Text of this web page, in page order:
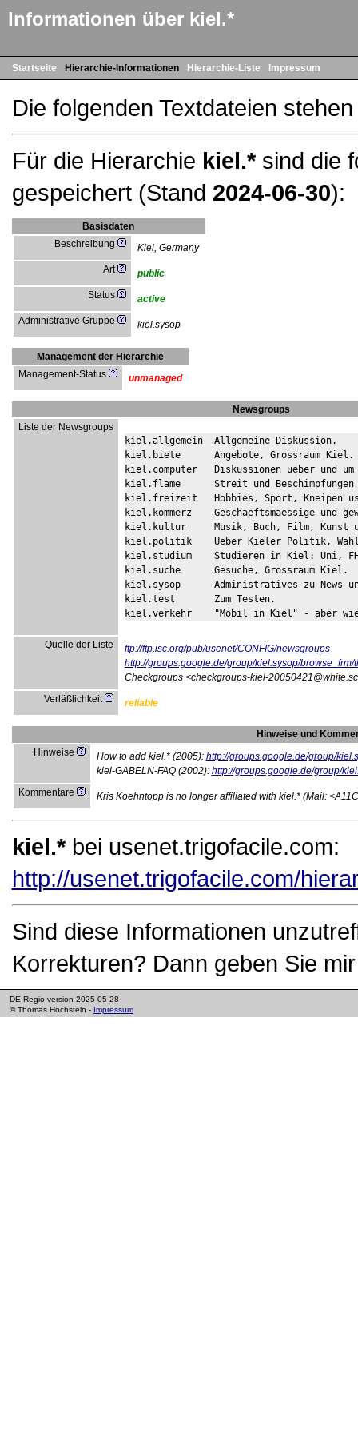
Informationen über kiel.*
Startseite Hierarchie-Informationen Hierarchie-Liste Impressum
Die folgenden Textdateien
Für die Hierarchie kiel.*sind die
gespeichert (Stand 2024-06-30):
Basisdaten
Beschreibung
Kiel, Germany
Art
public
Status
active
Administrative Gruppe
kiel.sysop
Management der Hierarchie
Management-Status
unmanaged
Newsgroups
Liste der Newsgroups
kiel.allgemein	Allgemeine Diskussion.
kiel.biete	Angebote, Grossraum Kiel.
kiel.computer	Diskussionen ueber und um Computer.
kiel.flame	Streit und Beschimpfungen als Kunstform.
kiel.freizeit	Hobbies, Sport, Kneipen usw.
kiel.kommerz	Geschaeftsmaessige und gewerbsmaessige Angebote.
kiel.kultur	Musik, Buch, Film, Kunst usw. in/ueber Kiel.
kiel.politik	Ueber Kieler Politik, Wahlen, Umwelt etc.
kiel.studium	Studieren in Kiel: Uni, FH, MHS, MMC, aber auch VHS.
kiel.suche	Gesuche, Grossraum Kiel.
kiel.sysop	Administratives zu News und Vernetzung.
kiel.test	Zum Testen.
kiel.verkehr	"Mobil in Kiel" - aber
Quelle der Liste
ftp://ftp.isc.org/pub/usenet/CONFIG/newsgroups
http://groups.google.de/group/kiel.sysop/
Checkgroups <checkgroups-kiel-
Verläßlichkeit
reliable
Hinweise und
Hinweise
How to add kiel.* (2005): http://groups.google.de/group/
kiel-GABELN-FAQ (2002): http://groups.google.de/group/
Kommentare
Kris Koehntopp is no longer affiliated with kiel.* (Mail:
kiel.*bei usenet.trigofacile.com:
http://usenet.trigofacile.com/
Sind diese Informationen
Korrekturen? Dann geben Sie
DE-Regio version 2025-05-28
© Thomas Hochstein - Impressum